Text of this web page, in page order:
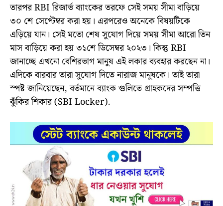
তারপর RBI রিজার্ভ ব্যাংকের তরফে সেই সময় সীমা বাড়িয়ে
৩০ শে সেপ্টেম্বর করা হয়। এরপরেও অনেকে বিষয়টিকে
এড়িয়ে যান। সেই মতো শেষ সুযোগ দিয়ে সময় সীমা আরো তিন
মাস বাড়িয়ে করা হয় ৩১শে ডিসেম্বর ২০২৩। কিন্তু RBI
জানাচ্ছে এখনো বেশিরভাগ মানুষ এই লকার ব্যবহার করছেন না।
এদিকে বারবার তারা সুযোগ দিতে নারাজ মানুষকে। তাই তারা
স্পষ্ট জানিয়েছেন, বর্তমানে ব্যাংক গুলিতে গ্ৰাহকদের সম্পত্তি
ঝুঁকির শিকার (SBI Locker).